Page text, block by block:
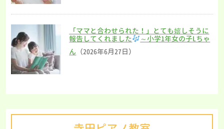
「ママと合わせられた！」とても嬉しそうに
報告してくれました
～小学1年女の子Lちゃ
ん （2026年6月27日）